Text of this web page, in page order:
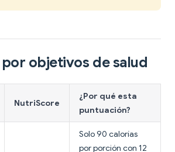
objetivos de salud
NutriScore
¿Por qué esta
puntuación?
Solo 90 calorías
por porción con 12